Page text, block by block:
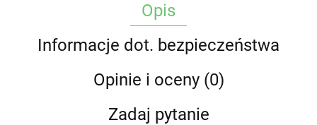
Opis
Informacje dot. bezpieczeństwa
Opinie i oceny (0)
Zadaj pytanie